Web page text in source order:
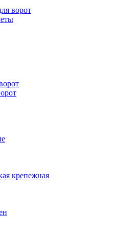
ворот
крепежная